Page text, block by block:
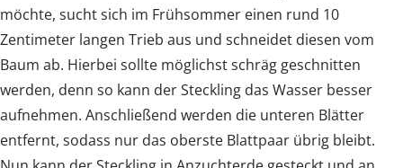
möchte, sucht sich im Frühsommer einen rund 10
Zentimeter langen Trieb aus und schneidet diesen vom
Baum ab. Hierbei sollte möglichst schräg geschnitten
werden, denn so kann der Steckling das Wasser besser
aufnehmen. Anschließend werden die unteren Blätter
entfernt, sodass nur das oberste Blattpaar übrig bleibt.